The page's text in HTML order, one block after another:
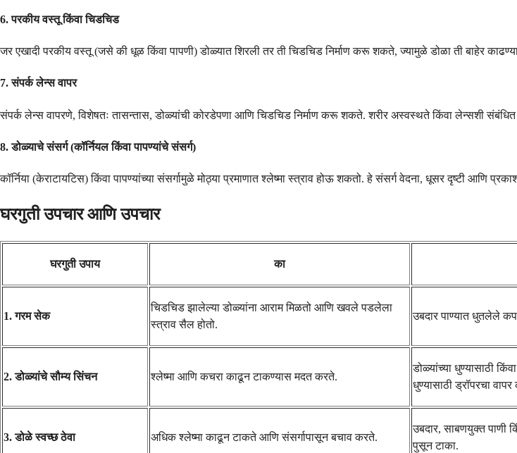
6.परकीय वस्तू किंवा चिडचिड
जर एखादी परकीय वस्तू (जसे की धूळ किंवा पापणी) डोळ्यात शिरली तर ती चिडचिड निर्माण करू शकते, ज्यामुळे डोळा ती बाहेर
7.संपर्क लेन्स वापर
संपर्क लेन्स वापरणे, विशेषतः तासन्तास, डोळ्यांची कोरडेपणा आणि चिडचिड निर्माण करू शकते. शरीर अस्वस्थते किंवा लेन्सशी
8.डोळ्याचे संसर्ग (कॉर्नियल किंवा पापण्यांचे संसर्ग)
कॉर्निया (केराटायटिस) किंवा पापण्यांच्या संसर्गामुळे मोठ्या प्रमाणात श्लेष्मा स्त्राव होऊ शकतो. हे संसर्ग वेदना, धूसर दृष्टी आणि
घरगुती उपचार आणि उपचार
घरगुती उपाय का
1. गरम सेक
चिडचिड झालेल्या डोळ्यांना आराम मिळतो आणि खवले पडलेला
स्त्राव सैल होतो.
उबदार पाण्यात धुतलेले
2. डोळ्यांचे सौम्य सिंचन श्लेष्मा आणि कचरा काढून टाकण्यास मदत करते.
डोळ्यांच्या धुण्यासाठी
धुण्यासाठी ड्रॉपरचा वापर
3. डोळे स्वच्छ ठेवा अधिक श्लेष्मा काढून टाकते आणि संसर्गापासून बचाव करते.
उबदार, साबणयुक्त पाणी
पुसून टाका.